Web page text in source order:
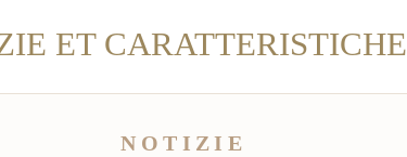
ET CARATTERISTICHE
NOTIZIE